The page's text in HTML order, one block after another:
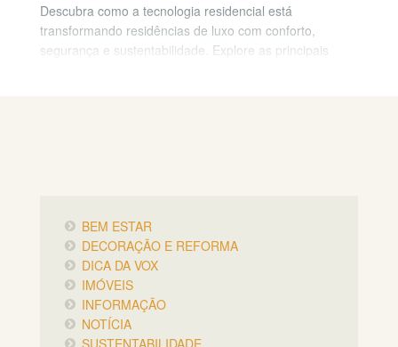
Descubra como a tecnologia residencial está
transformando residências de luxo com conforto,
segurança e sustentabilidade. Explore as principais
BEM ESTAR
DECORAÇÃO E REFORMA
DICA DA VOX
IMÓVEIS
INFORMAÇÃO
NOTÍCIA
SUSTENTABILIDADE